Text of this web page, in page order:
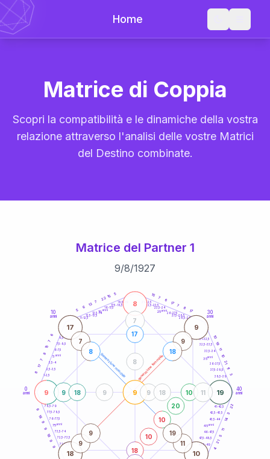
Home
Matrice di Coppia
Scopri la compatibilità e le dinamiche della vostra
relazione attraverso l'analisi delle vostre Matrici
del Destino combinate.
Matrice del Partner 1
9/8/1927
generazione maschile generazione femminile
0
anni
10
anni
30
anni
40
anni
1-2,5
2,5-3,5
3,5-4
6-7,5
7,5-8,5
8,5-9
11-12,5
12,5-13,5
13,5-14
16-17,5
17,5-18,5
18,5-19
21-22,5
22,5-23,5
23,5-24
26-27,5
27,5-28,5
28,5-29
31-32,5
32,5-33,5
33,5-34
36-37,5
37,5-38,5
38,5-39
41-42,5
42,5-43,5
43,5-44
46-47,5
47,5-48,5
48,5-49
71-72,5
72,5-73,5
73,5-74
76-77,5
77,5-78,5
78,5-79
8
17
7
8
15
7
6
5
6
13
7
22 15
5 15
7
6
17
7
8
17
10
19
11
10
21
11
3
22
3
14
11
5
21
4
9
9
18
9
9
18
9
9
8
19
9
17 9
18 10
18
10
10
20
10
9
7
11
18
17
9 18
9
8
7
8
9
18
9
9
11
19
5anni
15 anni 25anni
35anni
45anni
75anni